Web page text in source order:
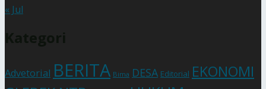
« Jul
Advetorial BERITA Bima DESA Editorial EKONOMI